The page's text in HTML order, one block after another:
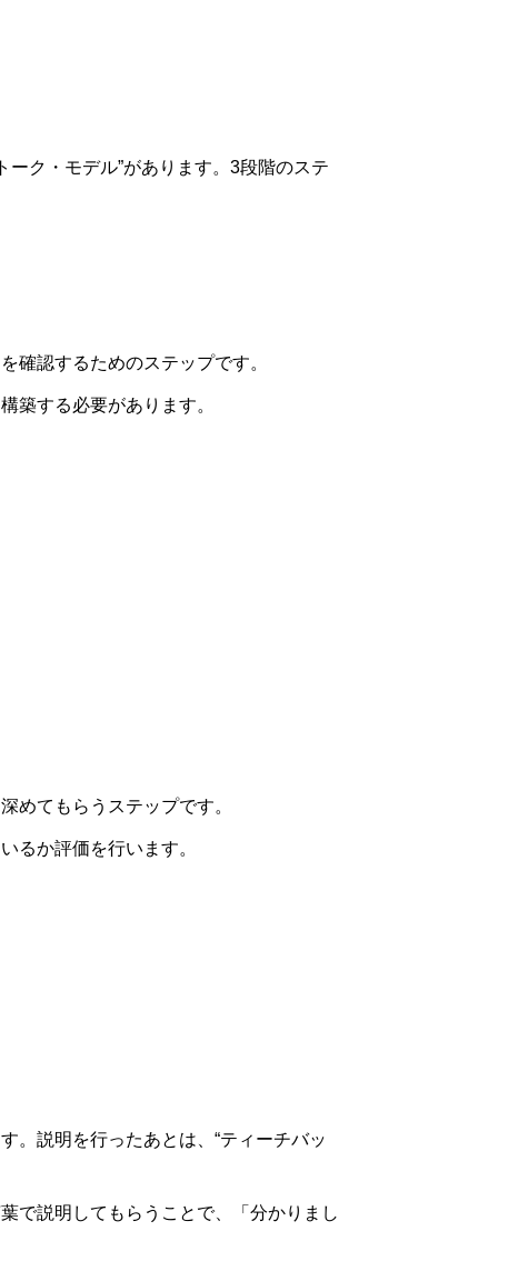
ク・モデル”があります。3段階のステ
確認するためのステップです。
築する必要があります。
めてもらうステップです。
るか評価を行います。
。説明を行ったあとは、“ティーチバッ
で説明してもらうことで、「分かりまし